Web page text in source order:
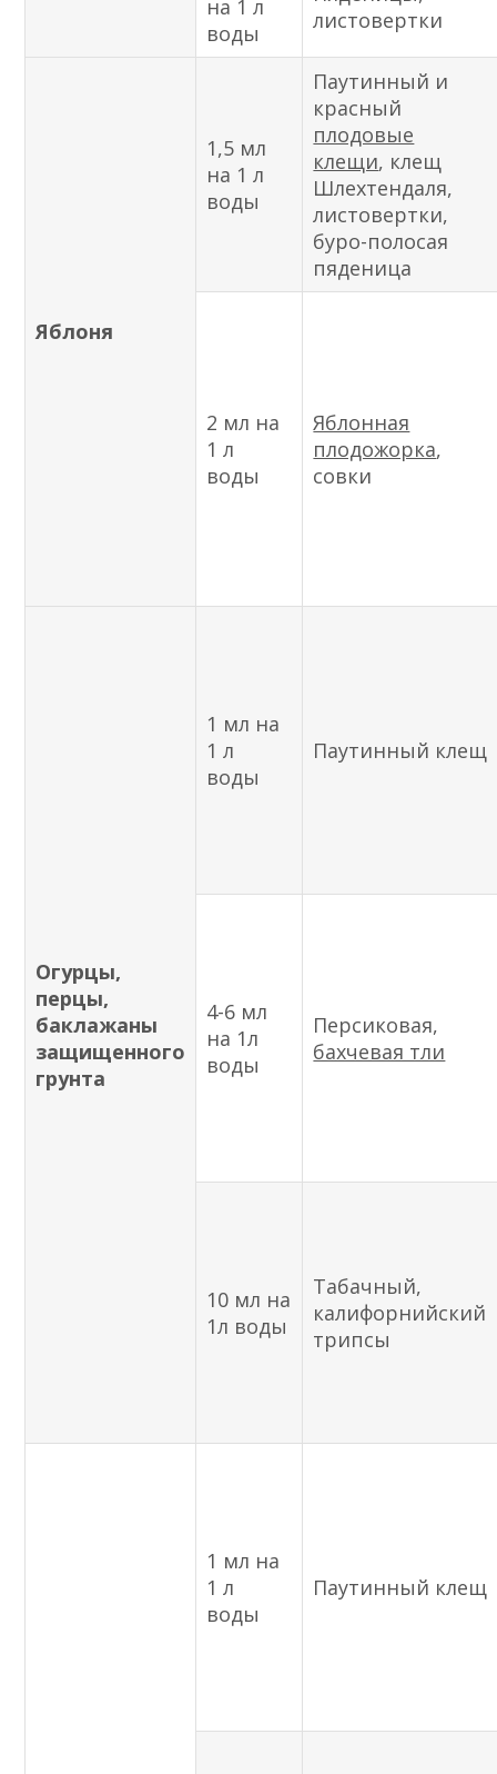
на 1 л
воды
листовертки
Яблоня
1,5 мл
на 1 л
воды
Паутинный и
красный
плодовые
клещи, клещ
Шлехтендаля,
листовертки,
буро-полосая
пяденица
2 мл на
1 л
воды
Яблонная
плодожорка,
совки
Огурцы,
перцы,
баклажаны
защищенного
грунта
1 мл на
1 л
воды
Паутинный клещ
4-6 мл
на 1л
воды
Персиковая,
бахчевая тли
10 мл на
1л воды
Табачный,
калифорнийский
трипсы
1 мл на
1 л
воды
Паутинный клещ